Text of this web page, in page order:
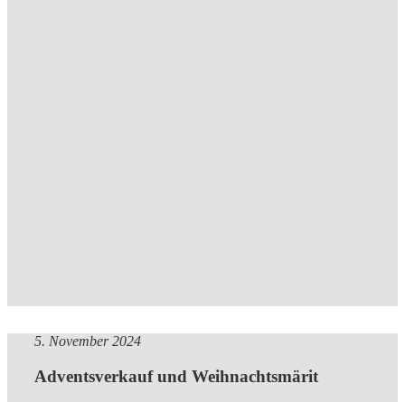
5. November 2024
Adventsverkauf und Weihnachtsmärit